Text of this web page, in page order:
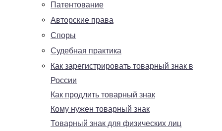
Патентование
Авторские права
Споры
Судебная практика
Как зарегистрировать товарный знак в
России
Как продлить товарный знак
Кому нужен товарный знак
Товарный знак для физических лиц